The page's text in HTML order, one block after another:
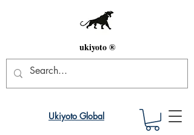
ukiyoto ®
Ukiyoto Global